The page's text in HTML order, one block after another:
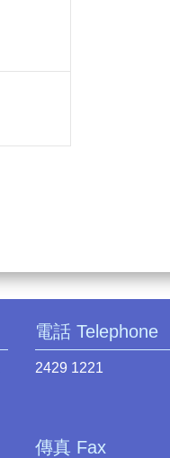
電話 Telephone
2429 1221
傳真 Fax